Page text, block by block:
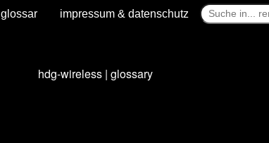
glossar impressum & datenschutz
hdg-wireless | glossary